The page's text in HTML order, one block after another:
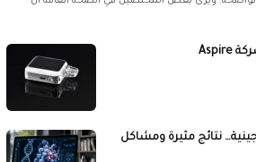
نتائج مثيرة ومشاكل